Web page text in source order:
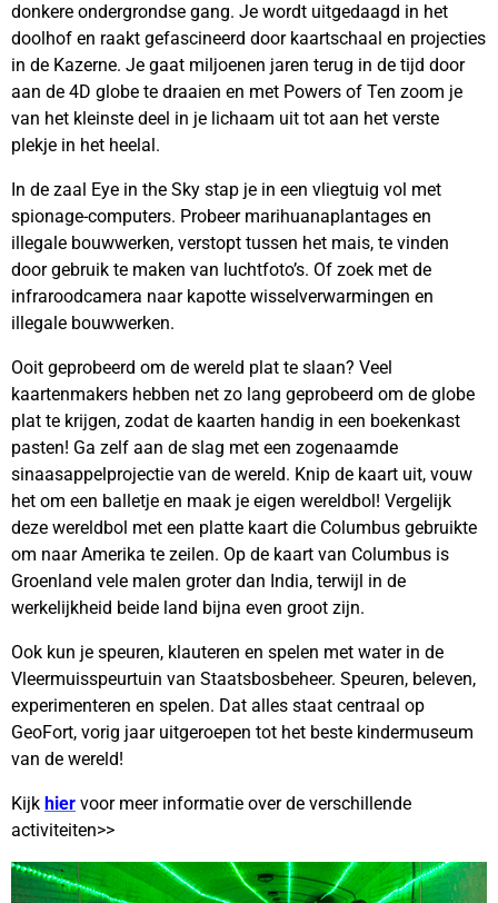
donkere ondergrondse gang. Je wordt uitgedaagd in het
doolhof en raakt gefascineerd door kaartschaal en projecties
in de Kazerne. Je gaat miljoenen jaren terug in de tijd door
aan de 4D globe te draaien en met Powers of Ten zoom je
van het kleinste deel in je lichaam uit tot aan het verste
plekje in het heelal.
In de zaal Eye in the Sky stap je in een vliegtuig vol met
spionage-computers. Probeer marihuanaplantages en
illegale bouwwerken, verstopt tussen het mais, te vinden
door gebruik te maken van luchtfoto’s. Of zoek met de
infraroodcamera naar kapotte wisselverwarmingen en
illegale bouwwerken.
Ooit geprobeerd om de wereld plat te slaan? Veel
kaartenmakers hebben net zo lang geprobeerd om de globe
plat te krijgen, zodat de kaarten handig in een boekenkast
pasten! Ga zelf aan de slag met een zogenaamde
sinaasappelprojectie van de wereld. Knip de kaart uit, vouw
het om een balletje en maak je eigen wereldbol! Vergelijk
deze wereldbol met een platte kaart die Columbus gebruikte
om naar Amerika te zeilen. Op de kaart van Columbus is
Groenland vele malen groter dan India, terwijl in de
werkelijkheid beide land bijna even groot zijn.
Ook kun je speuren, klauteren en spelen met water in de
Vleermuisspeurtuin van Staatsbosbeheer. Speuren, beleven,
experimenteren en spelen. Dat alles staat centraal op
GeoFort, vorig jaar uitgeroepen tot het beste kindermuseum
van de wereld!
Kijk hier voor meer informatie over de verschillende
activiteiten>>